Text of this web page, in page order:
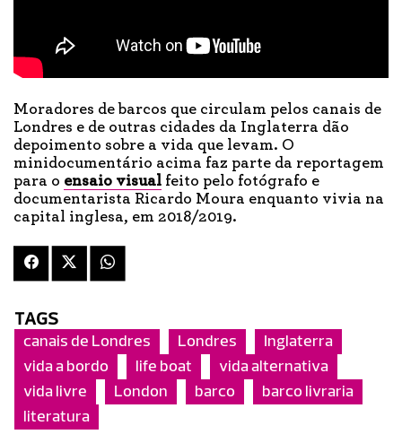
Moradores de barcos que circulam pelos canais de
Londres e de outras cidades da Inglaterra dão
depoimento sobre a vida que levam. O
minidocumentário acima faz parte da reportagem
para o ensaio visual feito pelo fotógrafo e
documentarista Ricardo Moura enquanto vivia na
capital inglesa, em 2018/2019.
TAGS
canais de Londres Londres
Inglaterra
vida a bordo
life boat
vida alternativa
vida livre
London barco
barco livraria
literatura